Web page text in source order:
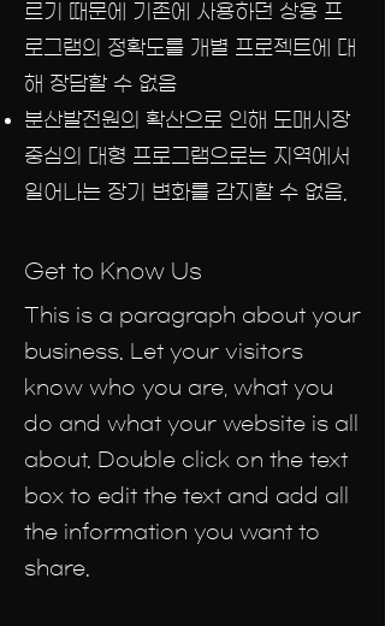
르기 때문에 기존에 사용하던 상용 프
로그램의 정확도를 개별 프로젝트에 대
해 장담할 수 없음
​분산발전원의 확산으로 인해 도매시장
중심의 대형 프로그램으로는 지역에서
일어나는 장기 변화를 감지할 수 없음.
Get to Know Us
This is a paragraph about your
business. Let your visitors
know who you are, what you
do and what your website is all
about. Double click on the text
box to edit the text and add all
the information you want to
share.